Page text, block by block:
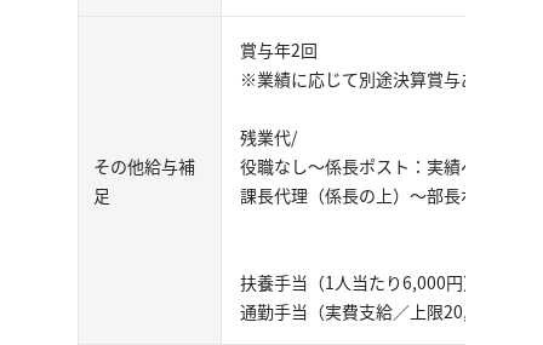
その他給与補
足
賞与年2回
※業績に応じて別途決算賞与あり
残業代/
役職なし～係長ポスト：実績ベース
課長代理（係長の上）～部長ポスト：
扶養手当（1人当たり6,000円）
通勤手当（実費支給／上限20,000円）